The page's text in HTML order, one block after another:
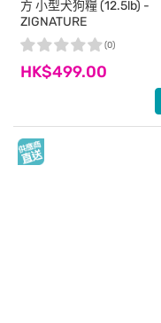
方 小型犬狗糧 (12.5lb) -
ZIGNATURE
HK$499.00
(0)